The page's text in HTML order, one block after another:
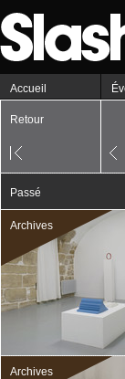
Accueil
Retour
Passé
Archives
Archives